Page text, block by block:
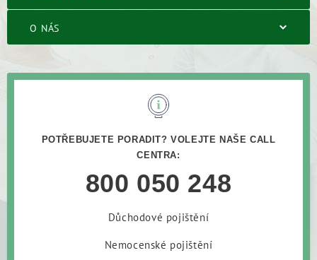
O NÁS
POTŘEBUJETE PORADIT? VOLEJTE NAŠE CALL
CENTRA:
800 050 248
Důchodové pojištění
Nemocenské pojištění